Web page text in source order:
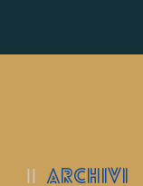
ARCHIVI